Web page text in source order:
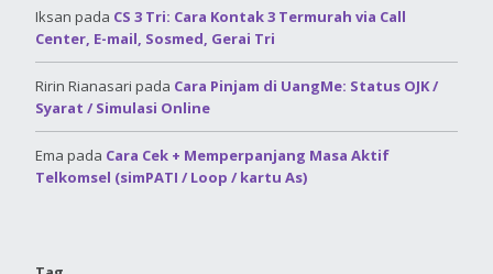
Iksan pada CS 3 Tri: Cara Kontak 3 Termurah via Call
Center, E-mail, Sosmed, Gerai Tri
Ririn Rianasari pada Cara Pinjam di UangMe: Status OJK /
Syarat / Simulasi Online
Ema pada Cara Cek + Memperpanjang Masa Aktif
Telkomsel (simPATI / Loop / kartu As)